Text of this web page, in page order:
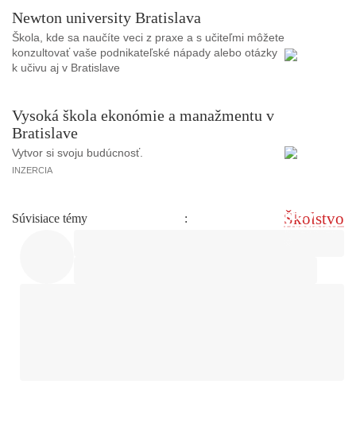
Newton university Bratislava
Škola, kde sa naučíte veci z praxe a s učiteľmi môžete
konzultovať vaše podnikateľské nápady alebo otázky
k učivu aj v Bratislave
Vysoká škola ekonómie a manažmentu v
Bratislave
Vytvor si svoju budúcnosť.
INZERCIA
Súvisiace témy : Školstvo